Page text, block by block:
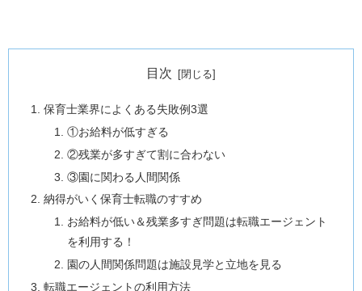
目次
保育士業界によくある失敗例3選
①お給料が低すぎる
②残業が多すぎて割に合わない
③園に関わる人間関係
納得がいく保育士転職のすすめ
お給料が低い＆残業多すぎ問題は転職エージェント
を利用する！
園の人間関係問題は施設見学と立地を見る
転職エージェントの利用方法